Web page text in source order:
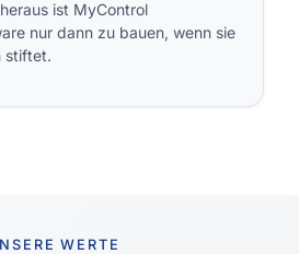
ist MyControl
nur dann zu bauen, wenn sie
stiftet.
WERTE